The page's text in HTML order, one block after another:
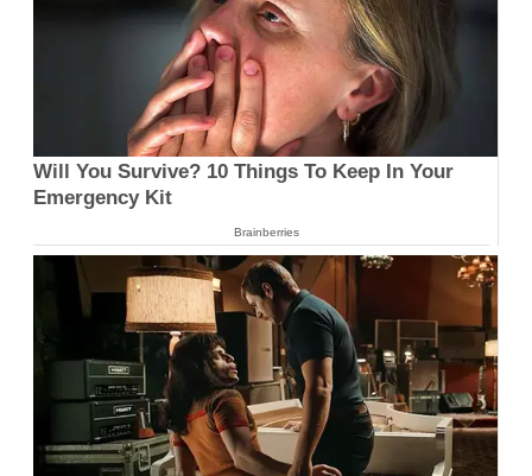
Will You Survive? 10 Things To Keep In Your
Emergency Kit
Brainberries